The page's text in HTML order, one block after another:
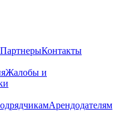
ПартнерыКонтакты
Жалобы и
Арендодателям